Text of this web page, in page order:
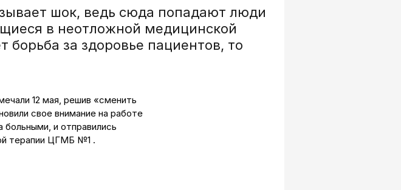
шок, ведь сюда попадают люди
в неотложной медицинской
за здоровье пациентов, то
12 мая, решив «сменить
свое внимание на работе
и отправились
терапии ЦГМБ №1 .